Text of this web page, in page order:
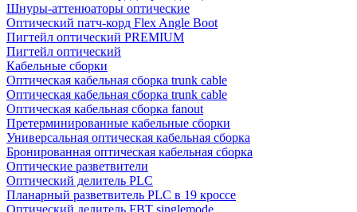
Шнуры-аттенюаторы оптические
Оптический патч-корд Flex Angle Boot
Пигтейл оптический PREMIUM
Пигтейл оптический
Кабельные сборки
Оптическая кабельная сборка trunk cable
Оптическая кабельная сборка trunk cable
Оптическая кабельная сборка fanout
Претерминированные кабельные сборки
Универсальная оптическая кабельная сборка
Бронированная оптическая кабельная сборка
Оптические разветвители
Оптический делитель PLC
Планарный разветвитель PLC в 19 кроссе
Оптический делитель FBT singlemode